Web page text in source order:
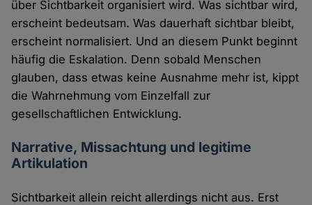
über Sichtbarkeit organisiert wird. Was sichtbar wird,
erscheint bedeutsam. Was dauerhaft sichtbar bleibt,
erscheint normalisiert. Und an diesem Punkt beginnt
häufig die Eskalation. Denn sobald Menschen
glauben, dass etwas keine Ausnahme mehr ist, kippt
die Wahrnehmung vom Einzelfall zur
gesellschaftlichen Entwicklung.
Narrative, Missachtung und legitime
Artikulation
Sichtbarkeit allein reicht allerdings nicht aus. Erst